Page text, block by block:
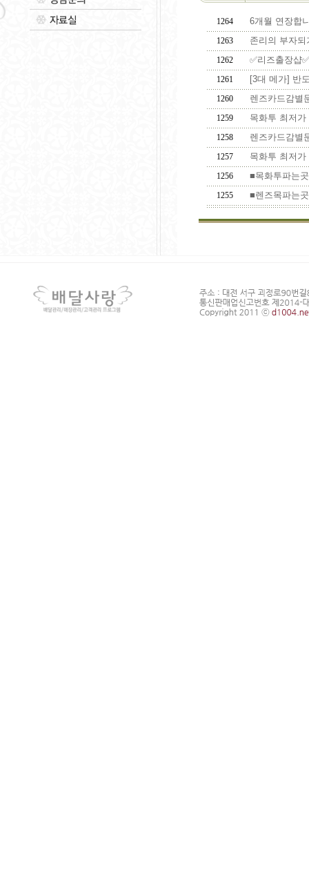
1264 6개월 연장합
1263 존리의 부자되
1262 ✅리즈출장샵
1261 [3대 메가] 반
1260 렌즈카드감별
1259 목화투 최저
1258 렌즈카드감별
1257 목화투 최저
1256 ■목화투파는
1255 ■렌즈목파는